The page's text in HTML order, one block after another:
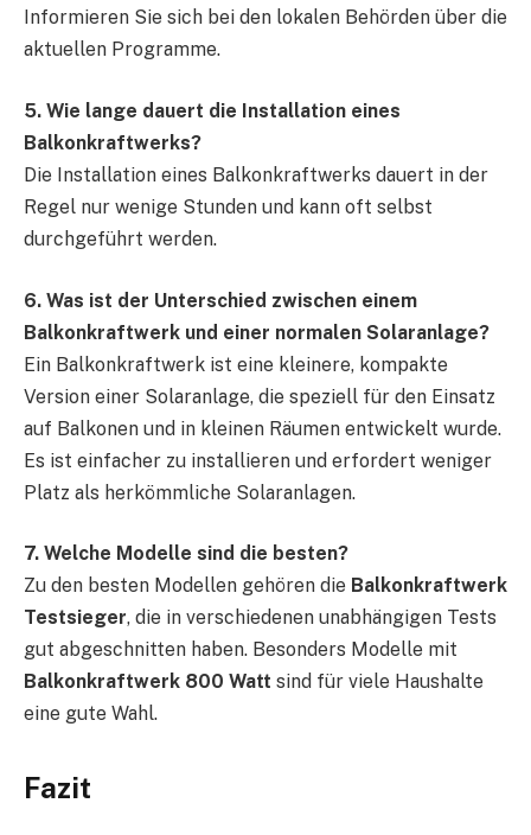
Informieren Sie sich bei den lokalen Behörden über die
aktuellen Programme.
5. Wie lange dauert die Installation eines
Balkonkraftwerks?
Die Installation eines Balkonkraftwerks dauert in der
Regel nur wenige Stunden und kann oft selbst
durchgeführt werden.
6. Was ist der Unterschied zwischen einem
Balkonkraftwerk und einer normalen Solaranlage?
Ein Balkonkraftwerk ist eine kleinere, kompakte
Version einer Solaranlage, die speziell für den Einsatz
auf Balkonen und in kleinen Räumen entwickelt wurde.
Es ist einfacher zu installieren und erfordert weniger
Platz als herkömmliche Solaranlagen.
7. Welche Modelle sind die besten?
Zu den besten Modellen gehören die Balkonkraftwerk
Testsieger, die in verschiedenen unabhängigen Tests
gut abgeschnitten haben. Besonders Modelle mit
Balkonkraftwerk 800 Watt sind für viele Haushalte
eine gute Wahl.
Fazit